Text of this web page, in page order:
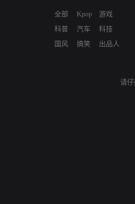
全部
科普
国风
Kpop
汽车
搞笑
游戏
科技
出品人
请